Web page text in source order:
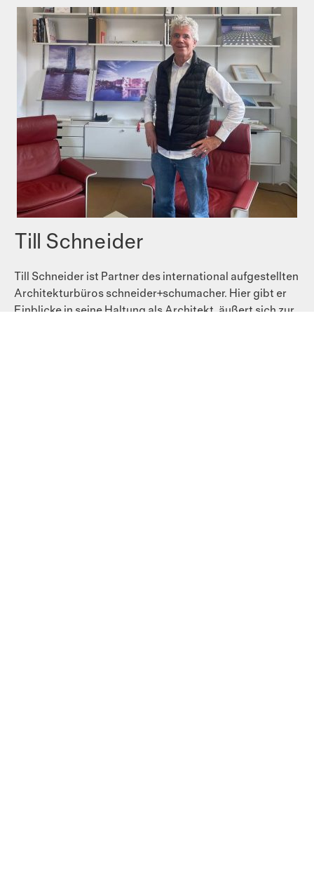
Till Schneider
Till Schneider ist Partner des international aufgestellten
Archi­tekturbüros schneider+schumacher. Hier gibt er
Ein­blicke in seine Haltung als Architekt, äußert sich zur